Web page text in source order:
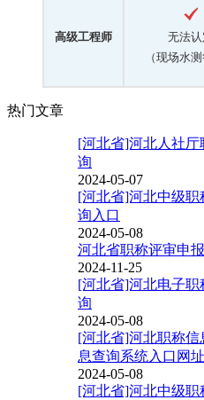
高级工程师
无法认
（现场水测
热门文章
[河北省]河北人社
询
2024-05-07
[河北省]河北中级
询入口
2024-05-08
河北省职称评审申
2024-11-25
[河北省]河北电子
询
2024-05-08
[河北省]河北职称
息查询系统入口网址
2024-05-08
[河北省]河北中级